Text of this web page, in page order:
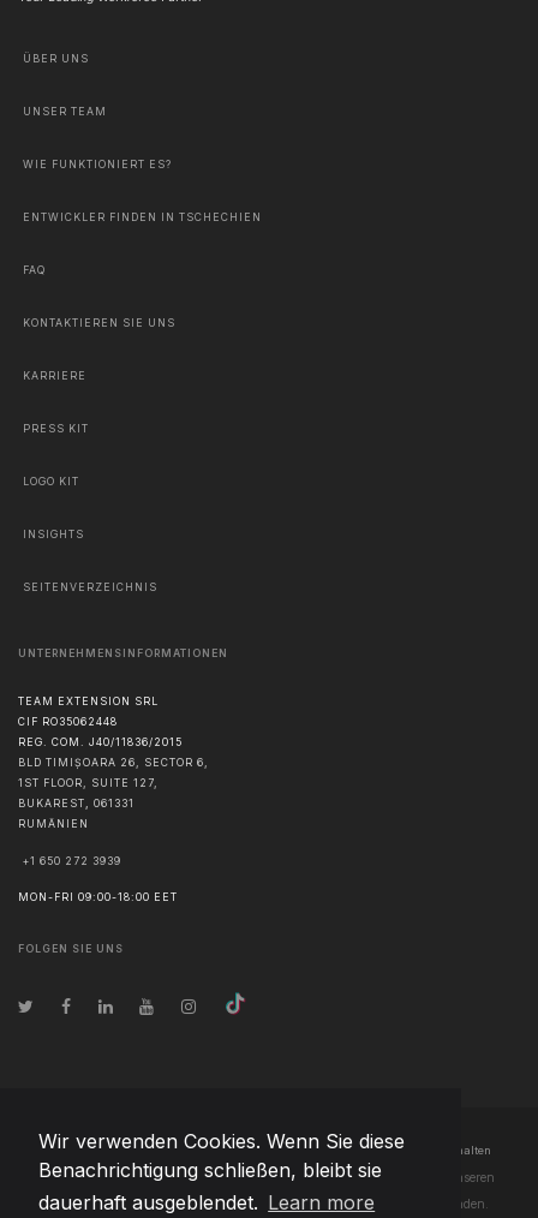
Wir verwenden Cookies. Wenn Sie diese
Benachrichtigung schließen, bleibt sie
dauerhaft ausgeblendet. Learn more
ÜBER UNS
UNSER TEAM
WIE FUNKTIONIERT ES?
ENTWICKLER FINDEN IN TSCHECHIEN
FAQ
KONTAKTIEREN SIE UNS
KARRIERE
PRESS KIT
LOGO KIT
INSIGHTS
SEITENVERZEICHNIS
UNTERNEHMENSINFORMATIONEN
TEAM EXTENSION SRL
CIF RO35062448
REG. COM. J40/11836/2015
BLD TIMIȘOARA 26, SECTOR 6,
1ST FLOOR, SUITE 127,
BUKAREST, 061331
RUMÄNIEN
+1 650 272 3939
MON-FRI 09:00-18:00 EET
FOLGEN SIE UNS
© Urheberrecht 2026 Team Extension Czech Republic- Alle Rechte vorbehalten
Changelog● Durch die Nutzung dieser Website erklären Sie sich mit unseren
Nutzungsbedingungen und unserer Datenschutzerklärung einverstanden.